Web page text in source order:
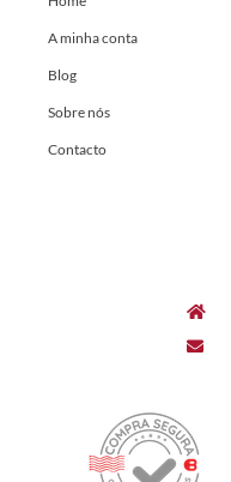
A minha conta
Blog
Sobre nós
Contacto